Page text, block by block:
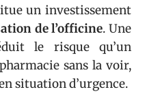
un investissement
de l’officine. Une
le risque qu’un
sans la voir,
situation d’urgence.